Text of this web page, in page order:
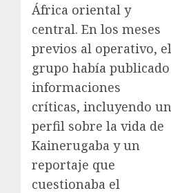
África oriental y
central. En los meses
previos al operativo, el
grupo había publicado
informaciones
críticas, incluyendo un
perfil sobre la vida de
Kainerugaba y un
reportaje que
cuestionaba el